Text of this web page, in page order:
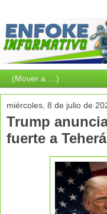
miércoles, 8 de julio de
Trump
fuerte a